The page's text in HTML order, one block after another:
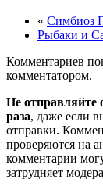
« Симбиоз
Рыбаки и
Комментариев
комментатором.
Не отправляйте
раза, даже если
отправки.
проверяются на
комментарии
затрудняет